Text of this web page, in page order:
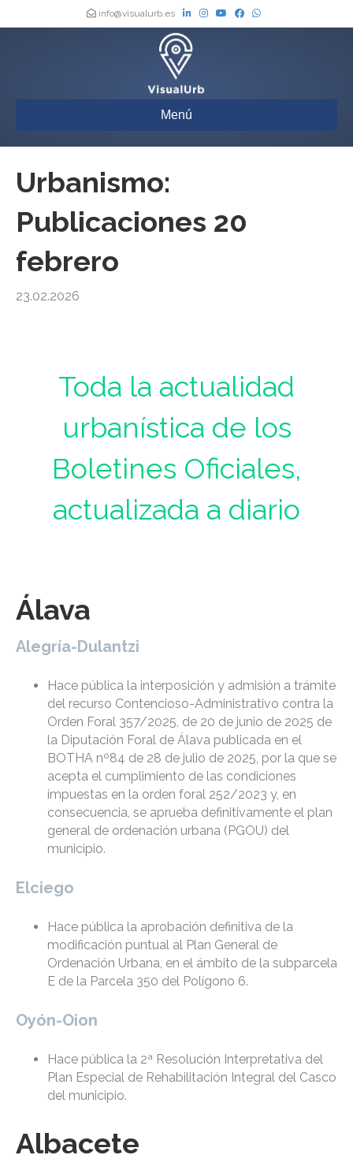
info@visualurb.es
Menú
Urbanismo:
Publicaciones 20
febrero
23.02.2026
Toda la actualidad
urbanística de los
Boletines Oficiales,
actualizada a diario
Álava
Alegría-Dulantzi
Hace pública la interposición y admisión a trámite
del recurso Contencioso-Administrativo contra la
Orden Foral 357/2025, de 20 de junio de 2025 de
la Diputación Foral de Álava publicada en el
BOTHA nº84 de 28 de julio de 2025, por la que se
acepta el cumplimiento de las condiciones
impuestas en la orden foral 252/2023 y, en
consecuencia, se aprueba definitivamente el plan
general de ordenación urbana (PGOU) del
municipio.
Elciego
Hace pública la aprobación definitiva de la
modificación puntual al Plan General de
Ordenación Urbana, en el ámbito de la subparcela
E de la Parcela 350 del Polígono 6.
Oyón-Oion
Hace pública la 2ª Resolución Interpretativa del
Plan Especial de Rehabilitación Integral del Casco
del municipio.
Albacete